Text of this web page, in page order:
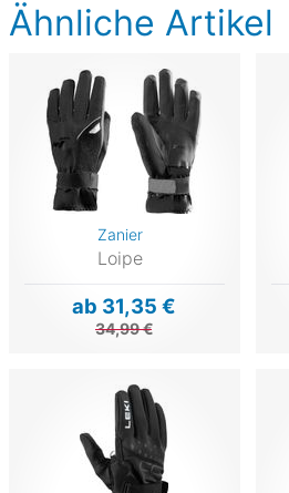
Ähnliche Artikel
Zanier
Loipe
ab 31,35 €
34,99 €